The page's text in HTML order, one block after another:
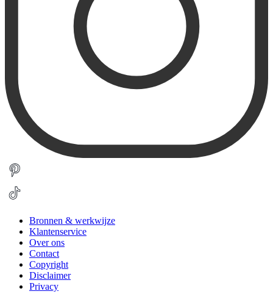
Bronnen & werkwijze
Klantenservice
Over ons
Contact
Copyright
Disclaimer
Privacy